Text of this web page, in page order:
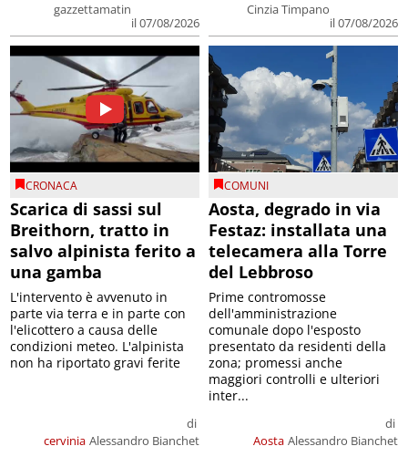
gazzettamatin
il 07/08/2026
Cinzia Timpano
il 07/08/2026
CRONACA
Scarica di sassi sul
Breithorn, tratto in
salvo alpinista ferito a
una gamba
cervinia
di
Alessandro Bianchet
L'intervento è avvenuto in
parte via terra e in parte con
l'elicottero a causa delle
condizioni meteo. L'alpinista
non ha riportato gravi ferite
COMUNI
Aosta, degrado in via
Festaz: installata una
telecamera alla Torre
del Lebbroso
Aosta
di
Alessandro Bianchet
Prime contromosse
dell'amministrazione
comunale dopo l'esposto
presentato da residenti della
zona; promessi anche
maggiori controlli e ulteriori
inter...